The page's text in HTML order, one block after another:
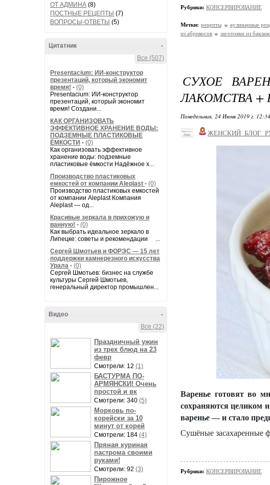
ОТ АДМИНА (8)
ПОСТНЫЕ РЕЦЕПТЫ (7)
ВОПРОСЫ-ОТВЕТЫ (5)
-
Цитатник
Все (507)
Presentacium: ИИ‑конструктор
презентаций, который экономит
время! - (0)
Presentacium: ИИ‑конструктор
презентаций, который экономит
время! Создани...
КАК ОРГАНИЗОВАТЬ
ЭФФЕКТИВНОЕ ХРАНЕНИЕ ВОДЫ:
ПОДЗЕМНЫЕ ПЛАСТИКОВЫЕ
ЁМКОСТИ - (0)
Как организовать эффективное
хранение воды: подземные
пластиковые ёмкости Надёжное х...
Производство пластиковых
емкостей от компании Aleplast - (0)
Производство пластиковых емкостей
от компании Aleplast Компания
Aleplast — од...
Красивые зеркала в прихожую и
ванную! - (0)
Как выбрать идеальное зеркало в
Липецке: советы и рекомендации ...
Сергей Шмотьев и ФОРЭС — 15 лет
поддержки камнерезного искусства
Урала - (0)
Сергей Шмотьев: бизнес на службе
культуры Сергей Шмотьев,
генеральный директор промышлен...
-
Видео
Все (22)
Праздничный ужин
из трех блюд на 23
февр
Смотрели: 12 (1)
БАСТУРМА ПО-
АРМЯНСКИ! Очень
простой и вк
Смотрели: 340 (5)
Морковь по-
корейски за 10
минут от корей
Смотрели: 184 (4)
Пряная куриная
пастрома своими
руками!
Смотрели: 92 (3)
Пирожное
Рубрики: КОНСЕРВИРОВАНИЕ
Метки: рецепты кулинарные
из абрикосов
заготовки из
СУХОЕ
ЛАКОМСТВА +
Понедельник, 24 Июня 2019 г. 12:34
Варенье готовят во
сохраняются целиком
варенье — и стало
Сушёные засахаренные
Рубрики: КОНСЕРВИРОВАНИЕ